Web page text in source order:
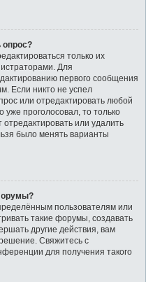
опрос?
только их
Для
первого сообщения
Если никто не успел
или отредактировать любой
уже проголосовал, то только
или удалить
было менять варианты
пользователям или
такие форумы, создавать
другие действия, вам
Свяжитесь с
для получения такого